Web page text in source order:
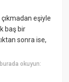
eşiyle
baş bir
sonra ise,
okuyun: